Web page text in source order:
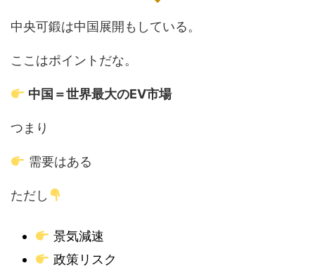
中央可鍛は中国展開もしている。
ここはポイントだな。
中国＝世界最大のEV市場
つまり
需要はある
ただし
景気減速
政策リスク